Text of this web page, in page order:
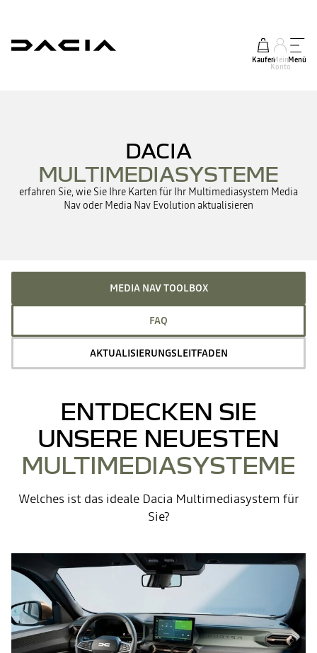
KaufenMein
Konto
Menü
DACIA
MULTIMEDIASYSTEME
erfahren Sie, wie Sie Ihre Karten für Ihr Multimediasystem Media
Nav oder Media Nav Evolution aktualisieren
MEDIA NAV TOOLBOX
FAQ
AKTUALISIERUNGSLEITFADEN
ENTDECKEN SIE
UNSERE NEUESTEN
MULTIMEDIASYSTEME
Welches ist das ideale Dacia Multimediasystem für
Sie?